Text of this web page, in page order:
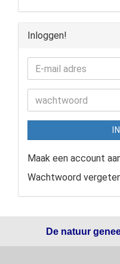
Inloggen!
Maak een account
Wachtwoord
De natuur